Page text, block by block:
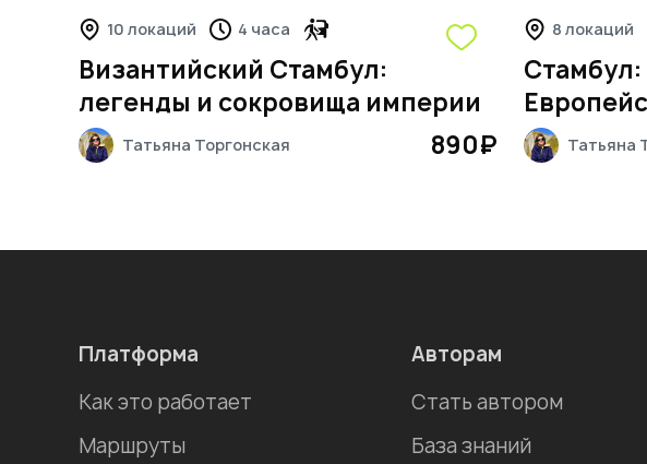
10 локаций 4 часа
Византийский Стамбул:
легенды и сокровища империи
Татьяна Торгонская 890₽
8 локаций
Татьяна
Платформа
Как это работает
Маршруты
Авторам
Стать автором
База знаний